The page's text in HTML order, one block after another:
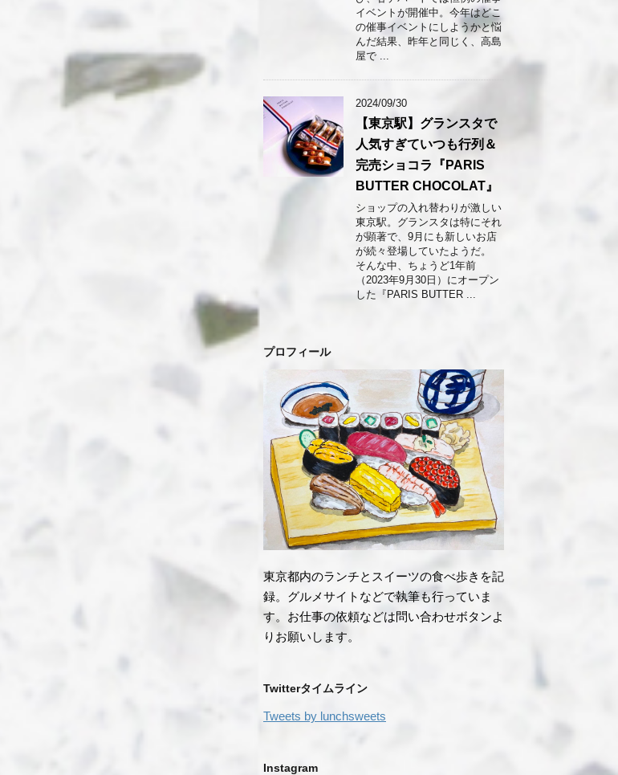
イベントが開催中。今年はどこ
の催事イベントにしようかと悩
んだ結果、昨年と同じく、高島
屋で ...
2024/09/30
【東京駅】グランスタで
人気すぎていつも行列＆
完売ショコラ『PARIS
BUTTER CHOCOLAT』
ショップの入れ替わりが激しい
東京駅。グランスタは特にそれ
が顕著で、9月にも新しいお店
が続々登場していたようだ。
そんな中、ちょうど1年前
（2023年9月30日）にオープン
した『PARIS BUTTER ...
プロフィール
東京都内のランチとスイーツの食べ歩きを記
録。グルメサイトなどで執筆も行っていま
す。お仕事の依頼などは問い合わせボタンよ
りお願いします。
Twitterタイムライン
Tweets by lunchsweets
Instagram